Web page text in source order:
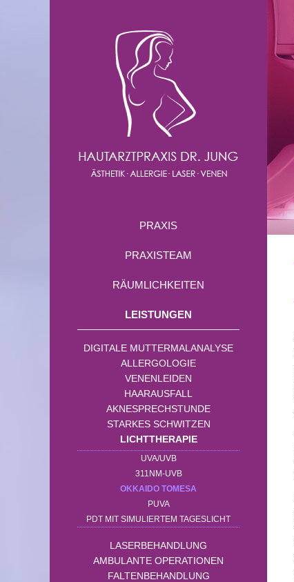
PRAXIS
PRAXISTEAM
RÄUMLICHKEITEN
LEISTUNGEN
DIGITALE MUTTERMALANALYSE
ALLERGOLOGIE
VENENLEIDEN
HAARAUSFALL
AKNESPRECHSTUNDE
STARKES SCHWITZEN
LICHTTHERAPIE
UVA/UVB
311NM-UVB
OKKAIDO TOMESA
PUVA
PDT MIT SIMULIERTEM TAGESLICHT
LASERBEHANDLUNG
AMBULANTE OPERATIONEN
FALTENBEHANDLUNG